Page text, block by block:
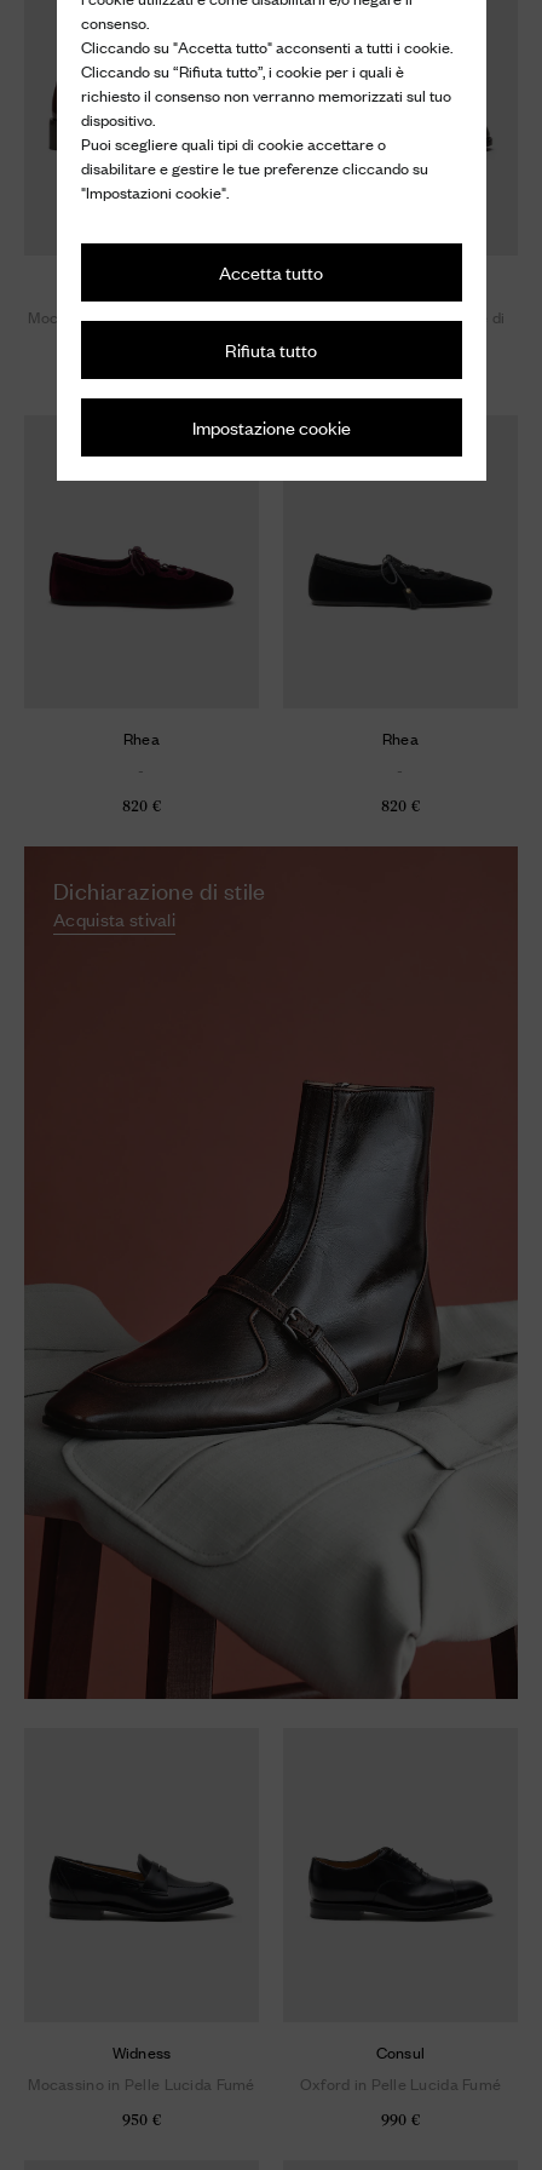
consenso.
Cliccando su "Accetta tutto" acconsenti a tutti i cookie.
Cliccando su “Rifiuta tutto”, i cookie per i quali è
richiesto il consenso non verranno memorizzati sul tuo
dispositivo.
Puoi scegliere quali tipi di cookie accettare o
disabilitare e gestire le tue preferenze cliccando su
"Impostazioni cookie".
Accetta tutto
Rifiuta tutto
Impostazione cookie
Mocassino in Pelle Lucida Fumé
Sandalo con Tacco in Pelle di
890 €
Rhea
-
820 €
Rhea
-
820 €
Dichiarazione di stile
Acquista stivali
Widness
Mocassino in Pelle Lucida Fumé
950 €
Consul
Oxford in Pelle Lucida Fumé
990 €